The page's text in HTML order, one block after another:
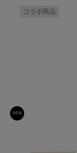
コラボ商品
予約
NEW